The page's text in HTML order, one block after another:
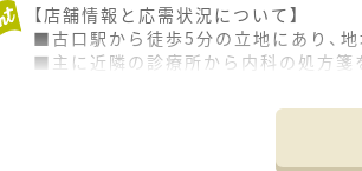
【店舗情報と応需状況について】
■古口駅から徒歩5分の立地にあり、
■主に近隣の診療所から内科の処方箋
■現在の店舗スタッフに欠員が発生し